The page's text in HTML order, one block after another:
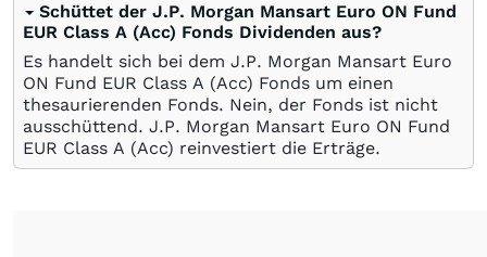
Schüttet der J.P. Morgan Mansart Euro ON Fund
EUR Class A (Acc) Fonds Dividenden aus?
Es handelt sich bei dem J.P. Morgan Mansart Euro
ON Fund EUR Class A (Acc) Fonds um einen
thesaurierenden Fonds. Nein, der Fonds ist nicht
ausschüttend. J.P. Morgan Mansart Euro ON Fund
EUR Class A (Acc) reinvestiert die Erträge.